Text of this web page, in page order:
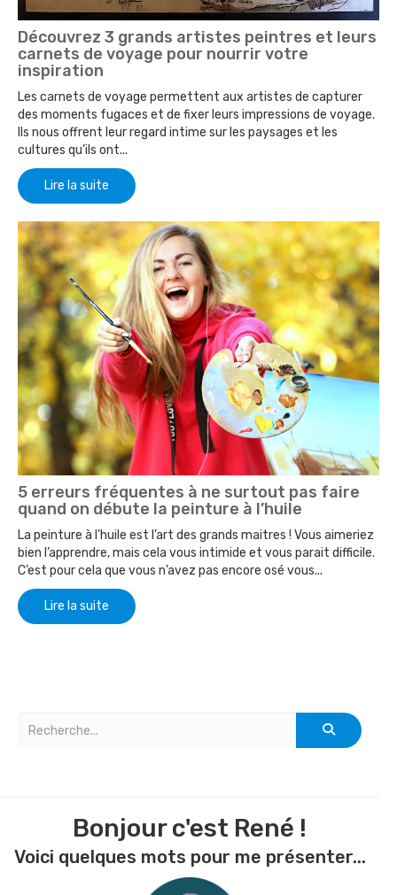
Découvrez 3 grands artistes peintres et leurs
carnets de voyage pour nourrir votre
inspiration
Les carnets de voyage permettent aux artistes de capturer
des moments fugaces et de fixer leurs impressions de voyage.
Ils nous offrent leur regard intime sur les paysages et les
cultures qu’ils ont...
Lire la suite
5 erreurs fréquentes à ne surtout pas faire
quand on débute la peinture à l’huile
La peinture à l’huile est l’art des grands maitres ! Vous aimeriez
bien l’apprendre, mais cela vous intimide et vous parait difficile.
C’est pour cela que vous n’avez pas encore osé vous...
Lire la suite
Bonjour c'est René !
Voici quelques mots pour me présenter...